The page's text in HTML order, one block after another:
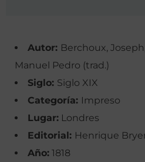
Autor: Berchoux,
Manuel Pedro (trad.)
Siglo: Siglo XIX
Categoría: Impreso
Lugar: Londres
Editorial: Henrique
Año: 1818